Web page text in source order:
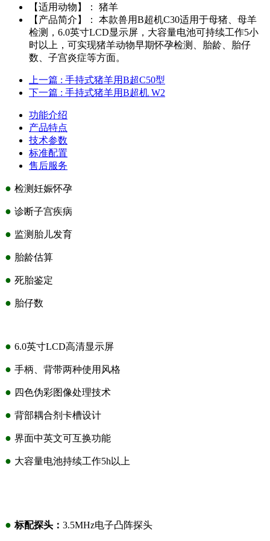
【适用动物】：
猪羊
【产品简介】：
本款兽用B超机C30适用于母猪、母羊
检测，6.0英寸LCD显示屏，大容量电池可持续工作5小
时以上，可实现猪羊动物早期怀孕检测、胎龄、胎仔
数、子宫炎症等方面。
上一篇 : 手持式猪羊用B超C50型
下一篇 : 手持式猪羊用B超机 W2
功能介绍
产品特点
技术参数
标准配置
售后服务
● 检测妊娠怀孕
● 诊断子宫疾病
● 监测胎儿发育
● 胎龄估算
● 死胎鉴定
● 胎仔数
● 6.0英寸LCD高清显示屏
● 手柄、背带两种使用风格
● 四色伪彩图像处理技术
● 背部耦合剂卡槽设计
● 界面中英文可互换功能
● 大容量电池持续工作5h以上
● 标配探头： 3.5MHz电子凸阵探头